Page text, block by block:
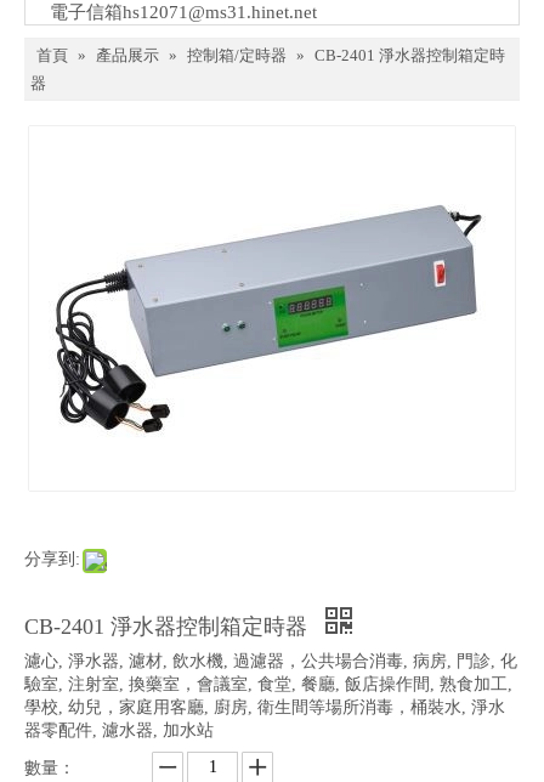
電子信箱hs12071@ms31.hinet.net
首頁 » 產品展示 » 控制箱/定時器 » CB-2401 淨水器控制箱定時
器
分享到:
CB-2401 淨水器控制箱定時器
濾心, 淨水器, 濾材, 飲水機, 過濾器，公共場合消毒, 病房, 門診, 化
驗室, 注射室, 換藥室，會議室, 食堂, 餐廳, 飯店操作間, 熟食加工,
學校, 幼兒，家庭用客廳, 廚房, 衛生間等場所消毒，桶裝水, 淨水
器零配件, 濾水器, 加水站
數量：